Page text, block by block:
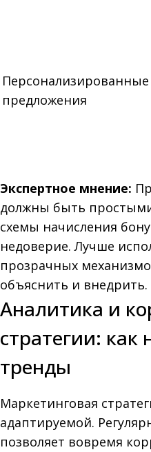
Персонализированные
предложения
Экспертное мнение:
должны быть
схемы начисления
недоверие. Лучше
прозрачных
объяснить и внедрить.
Аналитика и
стратегии: как
тренды
Маркетинговая
адаптируемой.
позволяет вовремя